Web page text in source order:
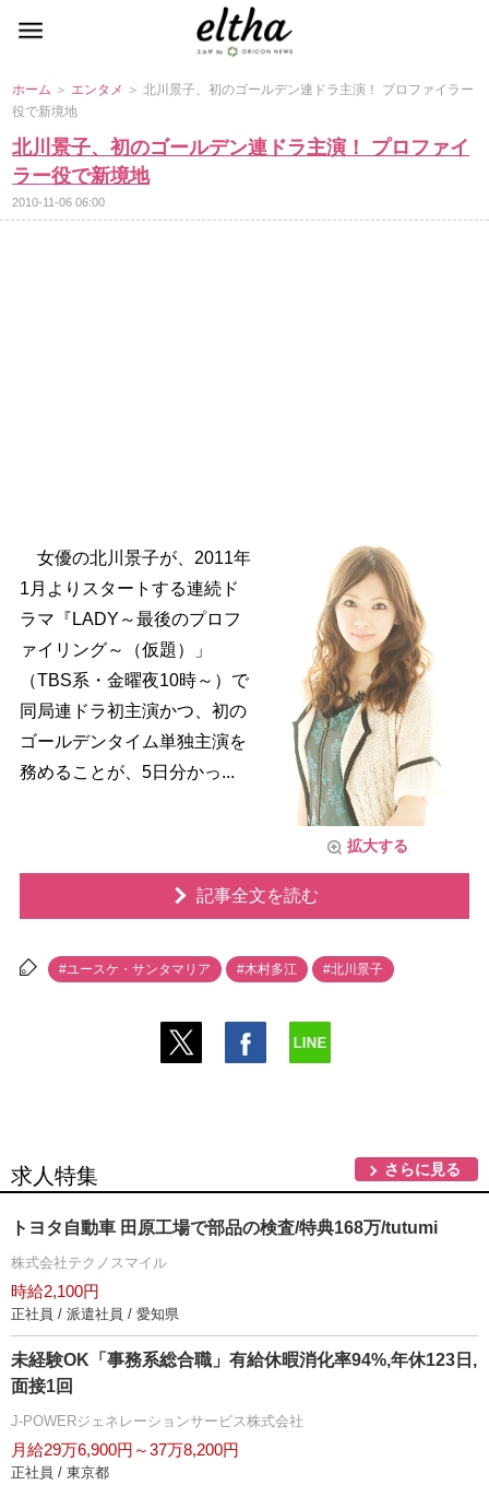
ホーム ＞ エンタメ ＞ 北川景子、初のゴールデン連ドラ主演！ プロファイラー
役で新境地
北川景子、初のゴールデン連ドラ主演！ プロファイ
ラー役で新境地
2010-11-06 06:00
拡大する
女優の北川景子が、2011年
1月よりスタートする連続ド
ラマ『LADY～最後のプロフ
ァイリング～（仮題）」
（TBS系・金曜夜10時～）で
同局連ドラ初主演かつ、初の
ゴールデンタイム単独主演を
務めることが、5日分かっ...
記事全文を読む
#ユースケ・サンタマリア #木村多江 #北川景子
求人特集 さらに見る
トヨタ自動車 田原工場で部品の検査/特典168万/tutumi
株式会社テクノスマイル
時給2,100円
正社員 / 派遣社員 / 愛知県
未経験OK「事務系総合職」有給休暇消化率94%,年休123日,
面接1回
J-POWERジェネレーションサービス株式会社
月給29万6,900円～37万8,200円
正社員 / 東京都